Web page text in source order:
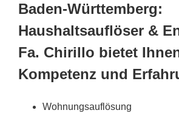
Baden-Württemberg:
Haushaltsauflöser &
Fa. Chirillo bietet
Kompetenz und
Wohnungsauflösung